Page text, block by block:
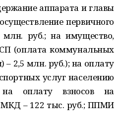
аппарата и главы
первичного
млн. руб.; на имущество,
(оплата коммунальных
– 2,5 млн. руб.); на оплату
услуг населению
оплату взносов на
– 122 тыс. руб.; ППМИ